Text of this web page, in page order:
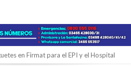
en Firmat para el EPI y el Hospital